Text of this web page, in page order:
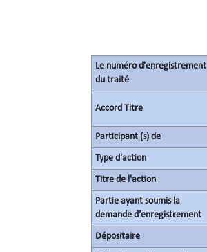
Le numéro d'enregistrement
du traité
Accord Titre
Participant (s) de
Type d'action
Titre de l'action
Partie ayant soumis la
demande d’enregistrement
Dépositaire